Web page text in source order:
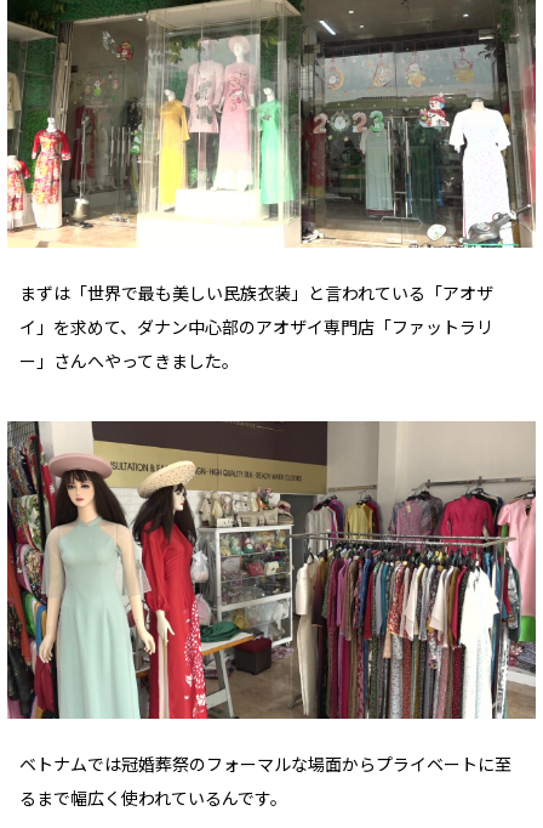
まずは「世界で最も美しい民族衣装」と言われている「アオザ
イ」を求めて、ダナン中心部のアオザイ専門店「ファットラリ
ー」さんへやってきました。
ベトナムでは冠婚葬祭のフォーマルな場面からプライベートに至
るまで幅広く使われているんです。